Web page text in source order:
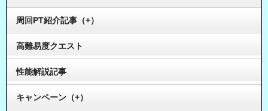
周回PT紹介記事（+）
高難易度クエスト
性能解説記事
キャンペーン（+）